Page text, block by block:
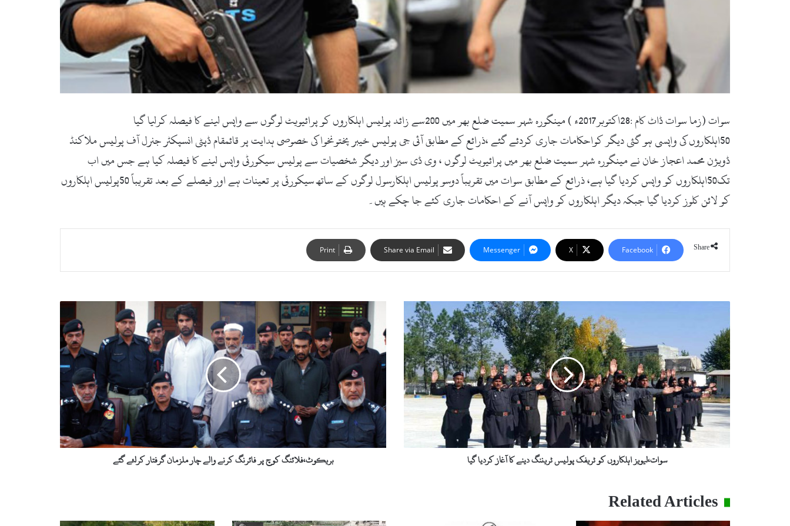
سوات (زما سوات ڈاٹ کام :28اکتوبر2017ء ) مینگورہ شہر سمیت ضلع بھر میں 200سے زائد پولیس اہلکاروں کو پرائیویٹ لوگوں سے واپس لینے کا فیصلہ کرلیا گیا
50اہلکاروں کی واپسی ہو گئی دیگر کواحکامات جاری کردئے گئے ،ذرائع کے مطابق آئی جی پولیس خیبر پختونخوا کی خصوصی ہدایت پر قائمقام ڈپٹی انسپکٹر جنرل آف پولیس ملاکنڈ
ڈویژن محمد اعجاز خان نے مینگورہ شہر سمیت ضلع بھر میں پرائیویٹ لوگوں ، وی ڈی سیز اور دیگر شخصیات سے پولیس سیکورٹی واپس لینے کا فیصلہ کیا ہے جس میں اب
تک50اہلکاروں کو واپس کردیا گیا ہے، ذرائع کے مطابق سوات میں تقریباً دوسو پولیس اہلکارسول لوگوں کے ساتھ سیکورٹی پر تعینات ہے اور فیصلے کے بعد تقریباً 50پولیس اہلکاروں
کو لائن کلوز کردیا گیا جبکہ دیگر اہلکاروں کو واپس آنے کے احکامات جاری کئے جا چکے ہیں۔
Share
Facebook
X
Messenger
Share via Email
Print
س
ا
ت
،
ل
ی
و
ی
ز
ا
ہ
و
ں
سوات،لیویز اہلکاروں کو ٹریفک پولیس ٹریننگ دینے کا آغاز کردیا گیا
ب
ی
ک
و
ٹ
ل
ا
ئ
ن
ر
بریکوٹ،فلائنگ کوچ پر فائرنگ کرنے والے چار ملزمان گرفتار کرلئے گئے
Related Articles